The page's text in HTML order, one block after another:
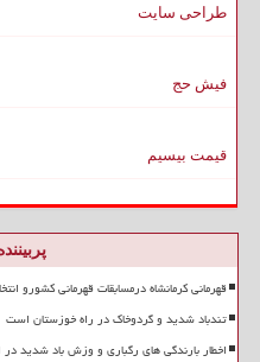
طراحی سایت
فیش حج
قیمت بیسیم
قهرمانی کرمانشاه درمسابقات قهرمانی کشورو
تندباد شدید و گردوخاک در راه خوزستان است
اخطار بارندگی های رگباری و وزش باد شدید